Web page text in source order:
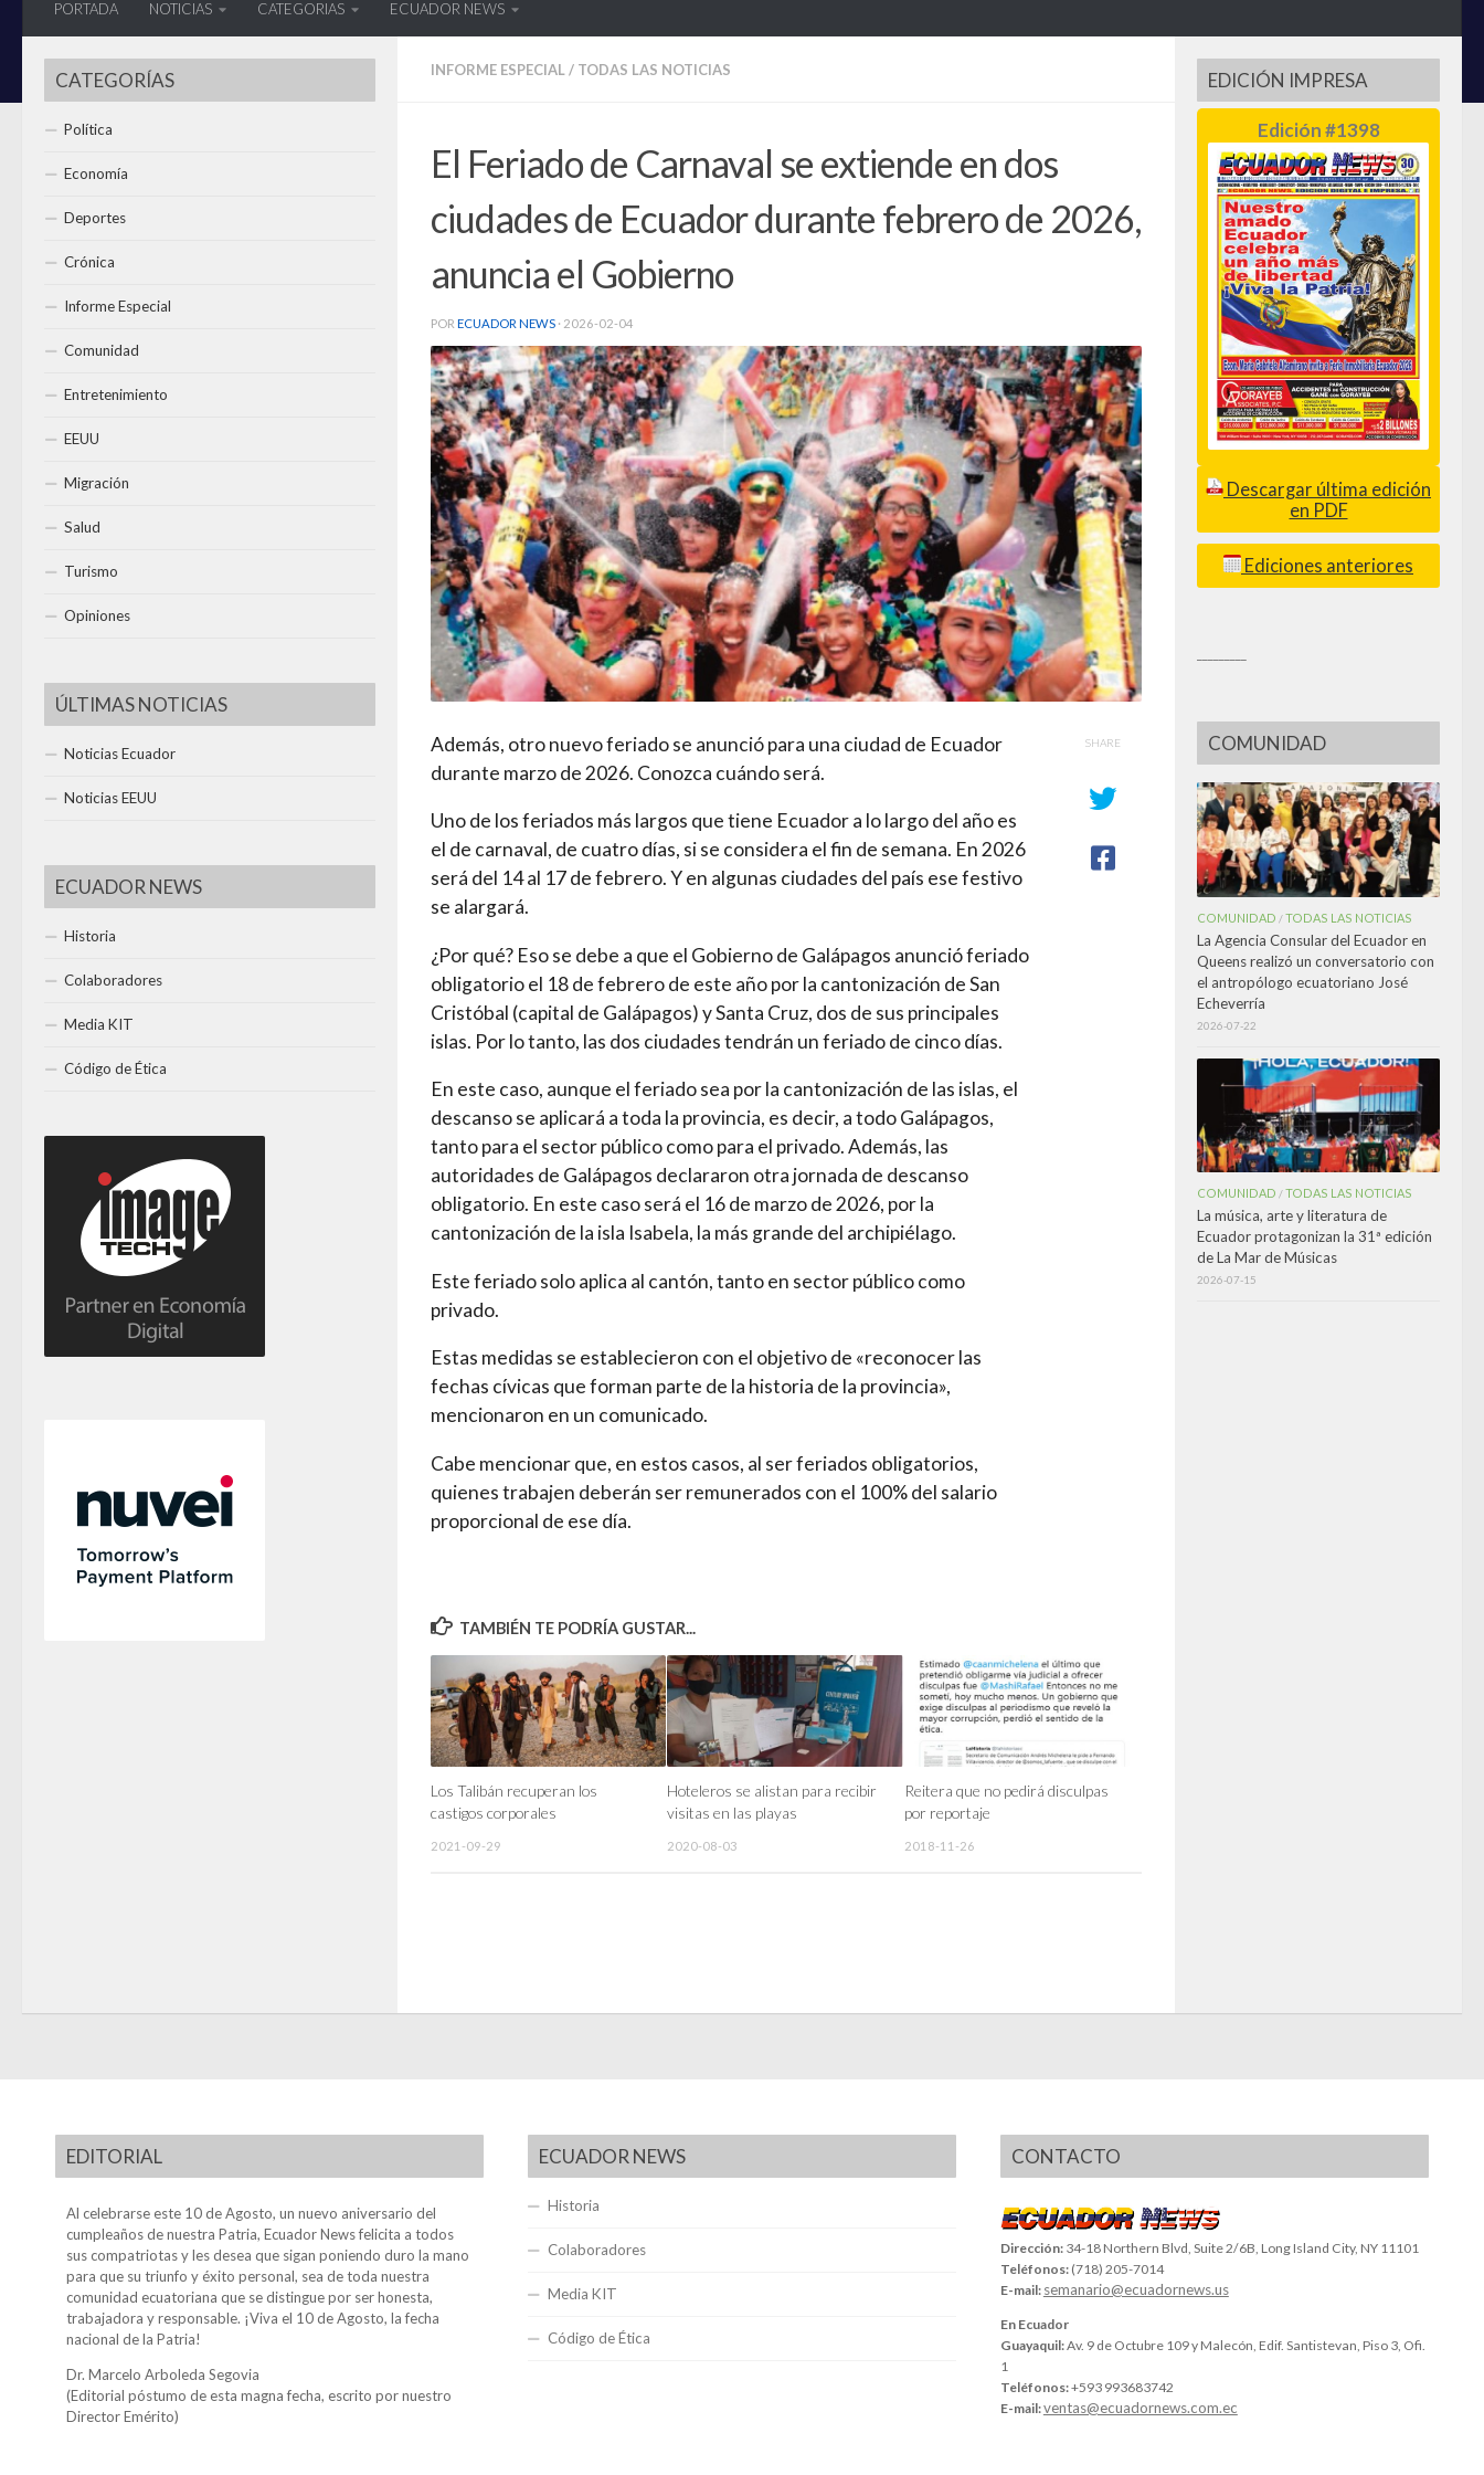
PORTADA NOTICIAS CATEGORIAS ECUADOR NEWS
INFORME ESPECIAL / TODAS LAS NOTICIAS
El Feriado de Carnaval se extiende en dos
ciudades de Ecuador durante febrero de 2026,
anuncia el Gobierno
POR ECUADOR NEWS · 2026-02-04
Además, otro nuevo feriado se anunció para una ciudad de Ecuador
durante marzo de 2026. Conozca cuándo será.
Uno de los feriados más largos que tiene Ecuador a lo largo del año es
el de carnaval, de cuatro días, si se considera el fin de semana. En 2026
será del 14 al 17 de febrero. Y en algunas ciudades del país ese festivo
se alargará.
¿Por qué? Eso se debe a que el Gobierno de Galápagos anunció feriado
obligatorio el 18 de febrero de este año por la cantonización de San
Cristóbal (capital de Galápagos) y Santa Cruz, dos de sus principales
islas. Por lo tanto, las dos ciudades tendrán un feriado de cinco días.
En este caso, aunque el feriado sea por la cantonización de las islas, el
descanso se aplicará a toda la provincia, es decir, a todo Galápagos,
tanto para el sector público como para el privado. Además, las
autoridades de Galápagos declararon otra jornada de descanso
obligatorio. En este caso será el 16 de marzo de 2026, por la
cantonización de la isla Isabela, la más grande del archipiélago.
Este feriado solo aplica al cantón, tanto en sector público como
privado.
Estas medidas se establecieron con el objetivo de «reconocer las
fechas cívicas que forman parte de la historia de la provincia»,
mencionaron en un comunicado.
Cabe mencionar que, en estos casos, al ser feriados obligatorios,
quienes trabajen deberán ser remunerados con el 100% del salario
proporcional de ese día.
SHARE
TAMBIÉN TE PODRÍA GUSTAR...
Los Talibán recuperan los
castigos corporales
2021-09-29
Hoteleros se alistan para recibir
visitas en las playas
2020-08-03
Reitera que no pedirá disculpas
por reportaje
2018-11-26
CATEGORÍAS
Política
Economía
Deportes
Crónica
Informe Especial
Comunidad
Entretenimiento
EEUU
Migración
Salud
Turismo
Opiniones
ÚLTIMAS NOTICIAS
Noticias Ecuador
Noticias EEUU
ECUADOR NEWS
Historia
Colaboradores
Media KIT
Código de Ética
EDICIÓN IMPRESA
Edición #1398
Descargar última edición
en PDF
Ediciones anteriores
COMUNIDAD
COMUNIDAD /TODAS LAS NOTICIAS
La Agencia Consular del Ecuador en
Queens realizó un conversatorio con
el antropólogo ecuatoriano José
Echeverría
2026-07-22
COMUNIDAD /TODAS LAS NOTICIAS
La música, arte y literatura de
Ecuador protagonizan la 31ª edición
de La Mar de Músicas
2026-07-15
EDITORIAL
Al celebrarse este 10 de Agosto, un nuevo aniversario del
cumpleaños de nuestra Patria, Ecuador News felicita a todos
sus compatriotas y les desea que sigan poniendo duro la mano
para que su triunfo y éxito personal, sea de toda nuestra
comunidad ecuatoriana que se distingue por ser honesta,
trabajadora y responsable. ¡Viva el 10 de Agosto, la fecha
nacional de la Patria!
Dr. Marcelo Arboleda Segovia
(Editorial póstumo de esta magna fecha, escrito por nuestro
Director Emérito)
ECUADOR NEWS
Historia
Colaboradores
Media KIT
Código de Ética
CONTACTO
Dirección: 34-18 Northern Blvd, Suite 2/6B, Long Island City, NY 11101
Teléfonos: (718) 205-7014
E-mail: semanario@ecuadornews.us
En Ecuador
Guayaquil:Av. 9 de Octubre 109 y Malecón, Edif. Santistevan, Piso 3, Ofi.
1
Teléfonos:+593 993683742
E-mail:ventas@ecuadornews.com.ec